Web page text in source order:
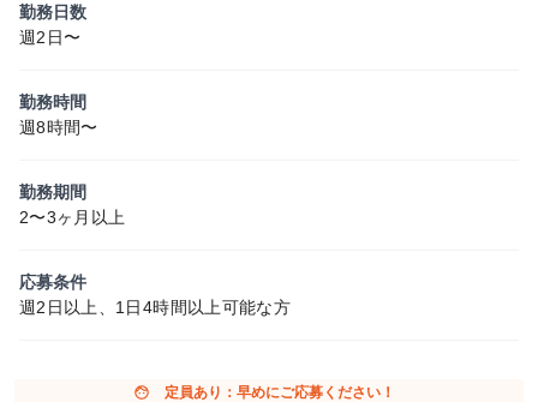
勤務日数
週2日〜
勤務時間
週8時間〜
勤務期間
2〜3ヶ月以上
応募条件
週2日以上、1日4時間以上可能な方
face 定員あり：早めにご応募ください！